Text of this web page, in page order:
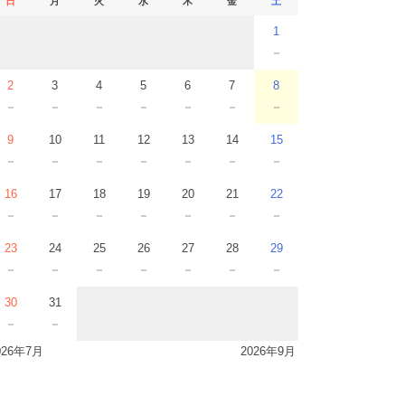
1
－
2
－
3
－
4
－
5
－
6
－
7
－
8
－
9
－
10
－
11
－
12
－
13
－
14
－
15
－
16
－
17
－
18
－
19
－
20
－
21
－
22
－
23
－
24
－
25
－
26
－
27
－
28
－
29
－
30
－
31
－
年7月 2026年9月